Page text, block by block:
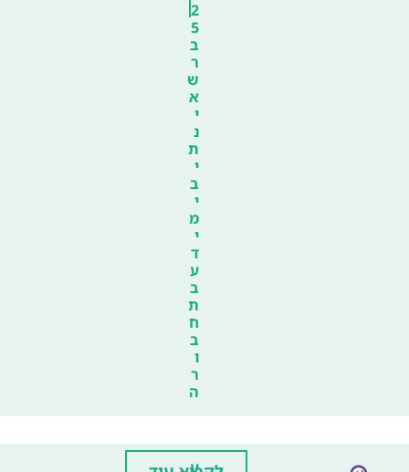
2
5
ב
ר
ש
א
י
נ
ת
י
ב
י
מ
י
ד
ע
ב
ת
ח
ב
ו
ר
ה
ע